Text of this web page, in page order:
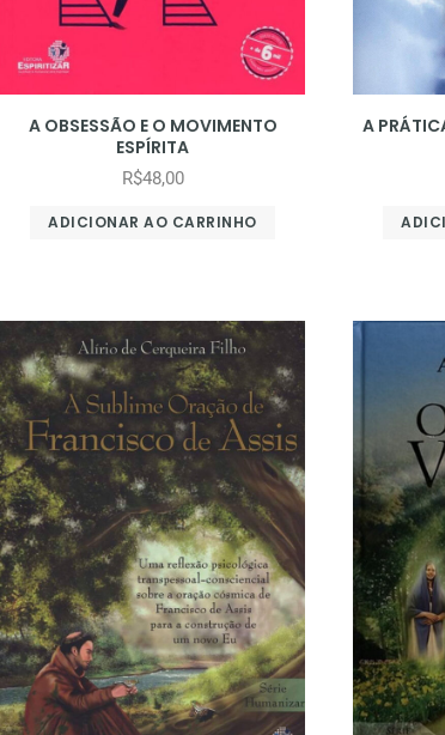
A OBSESSÃO E O MOVIMENTO
ESPÍRITA
R$48,00
ADICIONAR AO CARRINHO
A